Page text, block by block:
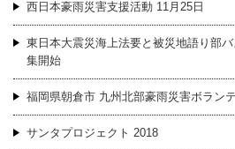
西日本豪雨災害支援活動 11月25日
東日本大震災海上法要と被災地語り部
集開始
福岡県朝倉市 九州北部豪雨災害ボラン
サンタプロジェクト 2018